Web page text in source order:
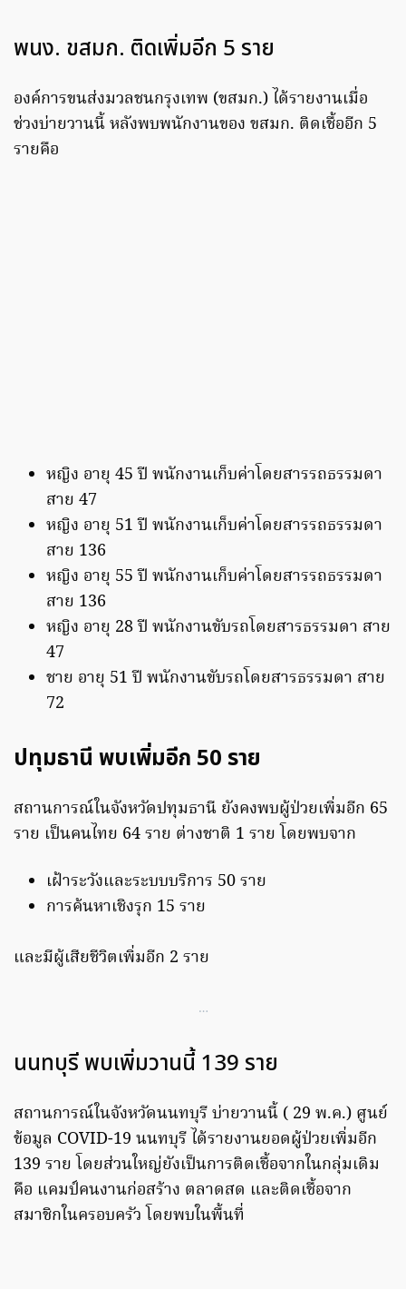
พนง. ขสมก. ติดเพิ่มอีก 5 ราย
องค์การขนส่งมวลชนกรุงเทพ (ขสมก.) ได้รายงานเมื่อ
ช่วงบ่ายวานนี้ หลังพบพนักงานของ ขสมก. ติดเชื้ออีก 5
รายคือ
หญิง อายุ 45 ปี พนักงานเก็บค่าโดยสารรถธรรมดา
สาย 47
หญิง อายุ 51 ปี พนักงานเก็บค่าโดยสารรถธรรมดา
สาย 136
หญิง อายุ 55 ปี พนักงานเก็บค่าโดยสารรถธรรมดา
สาย 136
หญิง อายุ 28 ปี พนักงานขับรถโดยสารธรรมดา สาย
47
ชาย อายุ 51 ปี พนักงานขับรถโดยสารธรรมดา สาย
72
ปทุมธานี พบเพิ่มอีก 50 ราย
สถานการณ์ในจังหวัดปทุมธานี ยังคงพบผู้ป่วยเพิ่มอีก 65
ราย เป็นคนไทย 64 ราย ต่างชาติ 1 ราย โดยพบจาก
เฝ้าระวังและระบบบริการ 50 ราย
การค้นหาเชิงรุก 15 ราย
และมีผู้เสียชีวิตเพิ่มอีก 2 ราย
…
นนทบุรี พบเพิ่มวานนี้ 139 ราย
สถานการณ์ในจังหวัดนนทบุรี บ่ายวานนี้ ( 29 พ.ค.) ศูนย์
ข้อมูล COVID-19 นนทบุรี ได้รายงานยอดผู้ป่วยเพิ่มอีก
139 ราย โดยส่วนใหญ่ยังเป็นการติดเชื้อจากในกลุ่มเดิม
คือ แคมป์คนงานก่อสร้าง ตลาดสด และติดเชื้อจาก
สมาชิกในครอบครัว โดยพบในพื้นที่